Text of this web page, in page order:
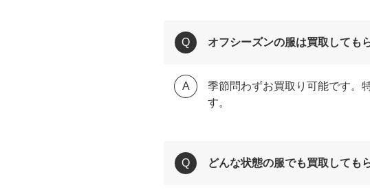
オフシーズンの服は買取しても
季節問わずお買取り可能です。
す。
どんな状態の服でも買取しても